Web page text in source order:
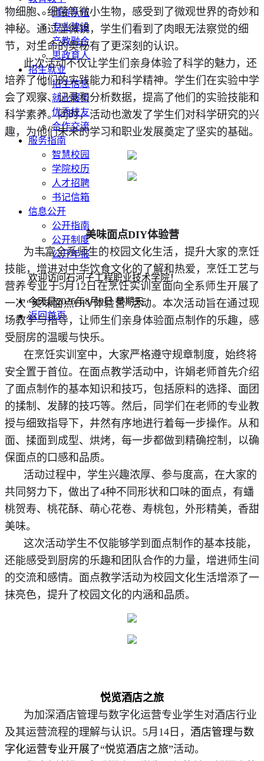
师资队伍
专业建设
产教融合
思政育人
招生就业
招生信息
就业服务
优秀校友
合作交流
服务指南
智慧校园
学院校历
人才招聘
书记信箱
信息公开
公开指南
公开制度
公开年报
欢迎访问石河子工程职业技术学院！
今天是2026年8月9日 星期天
返回首页
物细胞、细菌等微小生物，感受到了微观世界的奇妙和
神秘。通过显微镜，学生们看到了肉眼无法察觉的细
节，对生命的奥秘有了更深刻的认识。
此次活动不仅让学生们亲身体验了科学的魅力，还
培养了他们的实践能力和科学精神。学生们在实验中学
会了观察、记录和分析数据，提高了他们的实验技能和
科学素养。同时，活动也激发了学生们对科学研究的兴
趣，为他们未来的学习和职业发展奠定了坚实的基础。
美味面点DIY体验营
为丰富全系师生的校园文化生活，提升大家的烹饪
技能，增进对中华饮食文化的了解和热爱，烹饪工艺与
营养专业于5月12日在烹饪实训室面向全系师生开展了
一次“美味面点DIY体验营”活动。本次活动旨在通过现
场教学与指导，让师生们亲身体验面点制作的乐趣，感
受厨房的温暖与快乐。
在烹饪实训室中，大家严格遵守规章制度，始终将
安全置于首位。在面点教学活动中，许娟老师首先介绍
了面点制作的基本知识和技巧，包括原料的选择、面团
的揉制、发酵的技巧等。然后，同学们在老师的专业教
授与细致指导下，井然有序地进行着每一步操作。从和
面、揉面到成型、烘烤，每一步都做到精确控制，以确
保面点的口感和品质。
活动过程中，学生兴趣浓厚、参与度高，在大家的
共同努力下，做出了4种不同形状和口味的面点，有蟠
桃贺寿、桃花酥、萌心花卷、寿桃包，外形精美，香甜
美味。
这次活动学生不仅能够学到面点制作的基本技能，
还能感受到厨房的乐趣和团队合作的力量，增进师生间
的交流和感情。面点教学活动为校园文化生活增添了一
抹亮色，提升了校园文化的内涵和品质。
悦览酒店之旅
为加深酒店管理与数字化运营专业学生对酒店行业
及其运营流程的理解与认识。5月14日， 酒店管理与数
字化运营专业开展了“悦览酒店之旅”活动。